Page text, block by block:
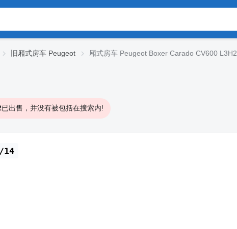
旧厢式房车 Peugeot 厢式房车 Peugeot Boxer Carado CV600 L3H2
已出售，并没有被包括在搜索内!
14